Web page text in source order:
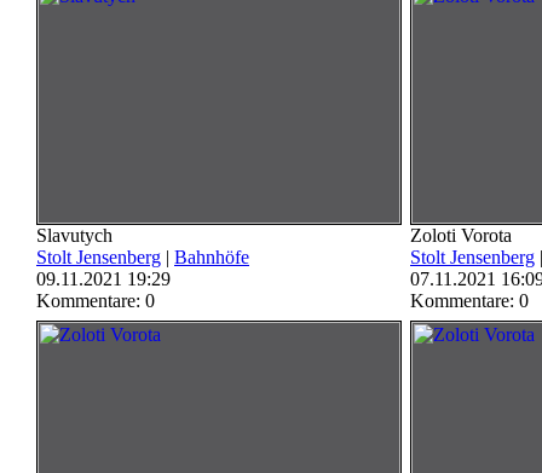
Slavutych
Stolt Jensenberg | Bahnhöfe
09.11.2021 19:29
Kommentare: 0
Zoloti Vorota
Stolt Jensenberg
07.11.2021
Kommentare: 0